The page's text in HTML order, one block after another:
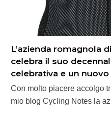
L’azienda romagnola
celebra il suo
celebrativa e un
Con molto piacere accolgo
mio blog Cycling Notes la